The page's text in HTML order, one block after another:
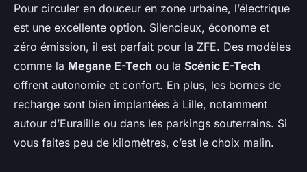
Pour circuler en douceur en zone urbaine, l’électrique
est une excellente option. Silencieux, économe et
zéro émission, il est parfait pour la ZFE. Des modèles
comme la Megane E-Tech ou la Scénic E-Tech
offrent autonomie et confort. En plus, les bornes de
recharge sont bien implantées à Lille, notamment
autour d’Euralille ou dans les parkings souterrains. Si
vous faites peu de kilomètres, c’est le choix malin.